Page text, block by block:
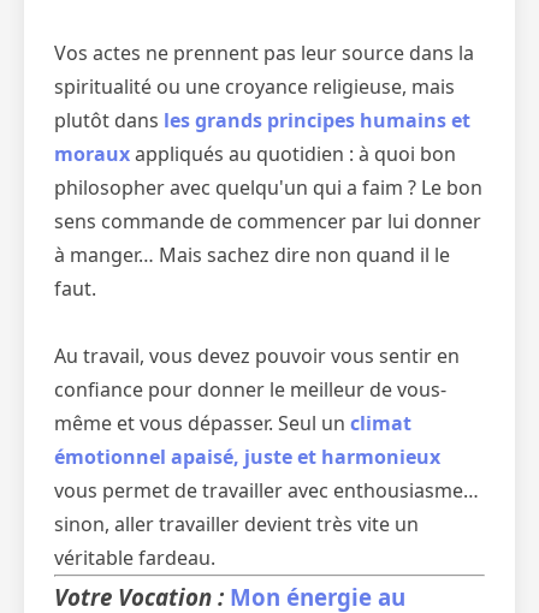
Vos actes ne prennent pas leur source dans la
spiritualité ou une croyance religieuse, mais
plutôt dans les grands principes humains et
morauxappliqués au quotidien : à quoi bon
philosopher avec quelqu'un qui a faim ? Le bon
sens commande de commencer par lui donner
à manger… Mais sachez dire non quand il le
faut.
Au travail, vous devez pouvoir vous sentir en
confiance pour donner le meilleur de vous-
même et vous dépasser. Seul un climat
émotionnel apaisé, juste et harmonieux
vous permet de travailler avec enthousiasme…
sinon, aller travailler devient très vite un
véritable fardeau.
Votre Vocation : Mon énergie au